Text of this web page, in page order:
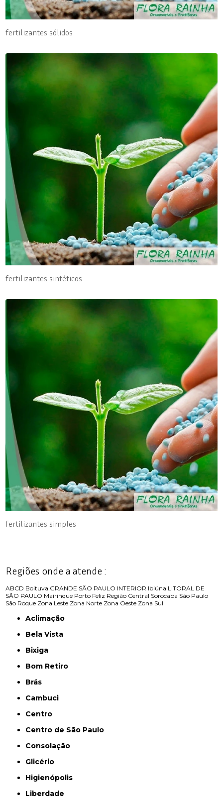
fertilizantes sólidos
fertilizantes sintéticos
fertilizantes simples
Regiões onde a atende :
ABCD Boituva GRANDE SÃO PAULO INTERIOR Ibiúna LITORAL DE
SÃO PAULO Mairinque Porto Feliz Região Central Sorocaba São Paulo
São Roque Zona Leste Zona Norte Zona Oeste Zona Sul
Aclimação
Bela Vista
Bixiga
Bom Retiro
Brás
Cambuci
Centro
Centro de São Paulo
Consolação
Glicério
Higienópolis
Liberdade